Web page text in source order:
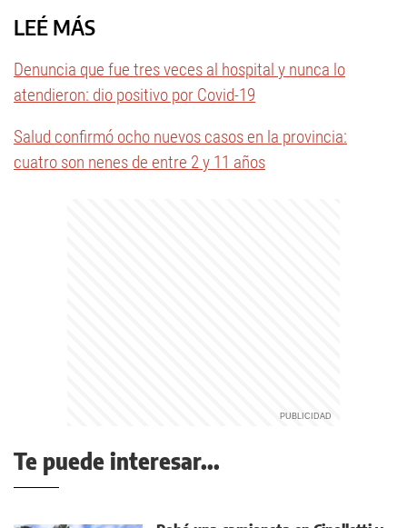
LEÉ MÁS
Denuncia que fue tres veces al hospital y nunca lo
atendieron: dio positivo por Covid-19
Salud confirmó ocho nuevos casos en la provincia:
cuatro son nenes de entre 2 y 11 años
Te puede interesar...